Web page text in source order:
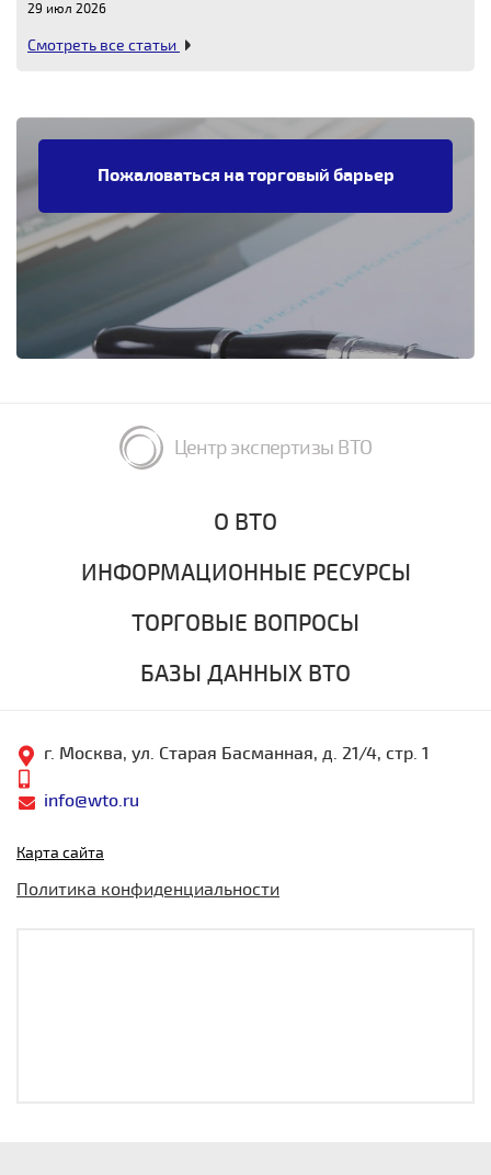
29 июл 2026
Смотреть все статьи
Пожаловаться на торговый барьер
Центр экспертизы ВТО
О ВТО
ИНФОРМАЦИОННЫЕ РЕСУРСЫ
ТОРГОВЫЕ ВОПРОСЫ
БАЗЫ ДАННЫХ ВТО
г. Москва, ул. Старая Басманная, д. 21/4, стр. 1
info@wto.ru
Карта сайта
Политика конфиденциальности